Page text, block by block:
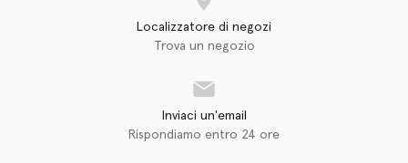
Localizzatore di negozi
Trova un negozio
Inviaci un'email
Rispondiamo entro 24 ore